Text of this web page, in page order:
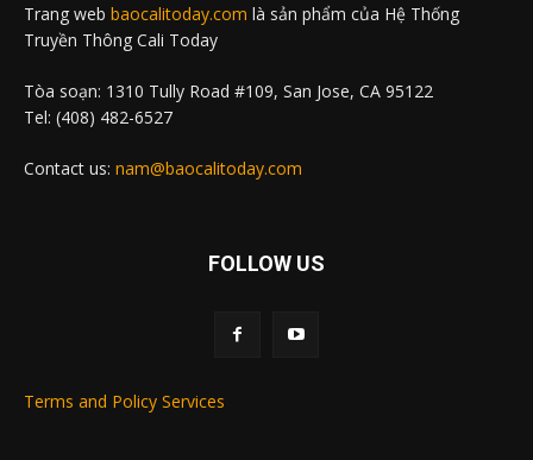
Trang web baocalitoday.com là sản phẩm của Hệ Thống
Truyền Thông Cali Today
Tòa soạn: 1310 Tully Road #109, San Jose, CA 95122
Tel: (408) 482-6527
Contact us: nam@baocalitoday.com
FOLLOW US
Terms and Policy Services